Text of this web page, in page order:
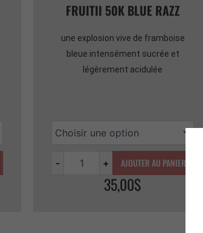
FRUITII 50K BLUE RAZZ
une explosion vive de framboise
bleue intensément sucrée et
légèrement acidulée
- + AJOUTER AU PANIER
35,00$